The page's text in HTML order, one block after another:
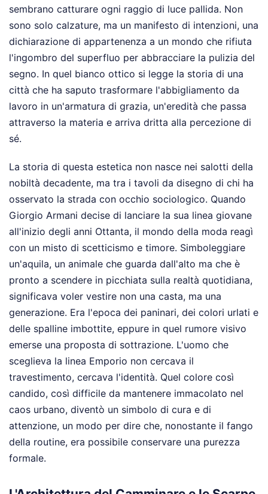
sembrano catturare ogni raggio di luce pallida. Non
sono solo calzature, ma un manifesto di intenzioni, una
dichiarazione di appartenenza a un mondo che rifiuta
l'ingombro del superfluo per abbracciare la pulizia del
segno. In quel bianco ottico si legge la storia di una
città che ha saputo trasformare l'abbigliamento da
lavoro in un'armatura di grazia, un'eredità che passa
attraverso la materia e arriva dritta alla percezione di
sé.
La storia di questa estetica non nasce nei salotti della
nobiltà decadente, ma tra i tavoli da disegno di chi ha
osservato la strada con occhio sociologico. Quando
Giorgio Armani decise di lanciare la sua linea giovane
all'inizio degli anni Ottanta, il mondo della moda reagì
con un misto di scetticismo e timore. Simboleggiare
un'aquila, un animale che guarda dall'alto ma che è
pronto a scendere in picchiata sulla realtà quotidiana,
significava voler vestire non una casta, ma una
generazione. Era l'epoca dei paninari, dei colori urlati e
delle spalline imbottite, eppure in quel rumore visivo
emerse una proposta di sottrazione. L'uomo che
sceglieva la linea Emporio non cercava il
travestimento, cercava l'identità. Quel colore così
candido, così difficile da mantenere immacolato nel
caos urbano, diventò un simbolo di cura e di
attenzione, un modo per dire che, nonostante il fango
della routine, era possibile conservare una purezza
formale.